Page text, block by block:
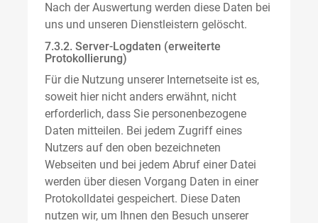
Nach der Auswertung werden diese Daten bei
uns und unseren Dienstleistern gelöscht.
7.3.2. Server-Logdaten (erweiterte
Protokollierung)
Für die Nutzung unserer Internetseite ist es,
soweit hier nicht anders erwähnt, nicht
erforderlich, dass Sie personenbezogene
Daten mitteilen. Bei jedem Zugriff eines
Nutzers auf den oben bezeichneten
Webseiten und bei jedem Abruf einer Datei
werden über diesen Vorgang Daten in einer
Protokolldatei gespeichert. Diese Daten
nutzen wir, um Ihnen den Besuch unserer